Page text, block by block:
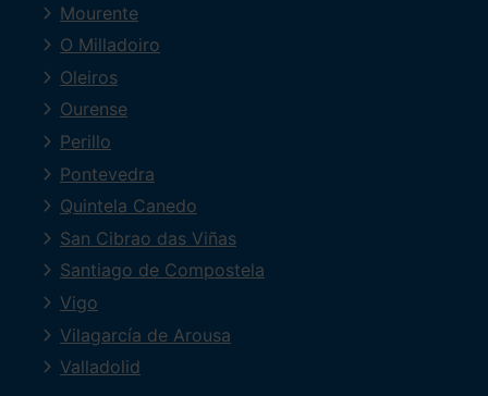
Mourente
O Milladoiro
Oleiros
Ourense
Perillo
Pontevedra
Quintela Canedo
San Cibrao das Viñas
Santiago de Compostela
Vigo
Vilagarcía de Arousa
Valladolid